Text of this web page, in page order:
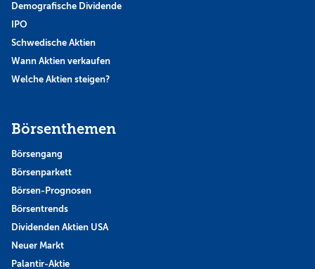
Demografische Dividende
IPO
Schwedische Aktien
Wann Aktien verkaufen
Welche Aktien steigen?
Börsenthemen
Börsengang
Börsenparkett
Börsen-Prognosen
Börsentrends
Dividenden Aktien USA
Neuer Markt
Palantir-Aktie